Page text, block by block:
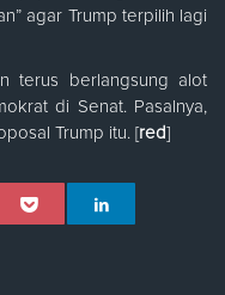
agar Trump terpilih lagi
terus berlangsung alot
di Senat. Pasalnya,
Trump itu. [red]